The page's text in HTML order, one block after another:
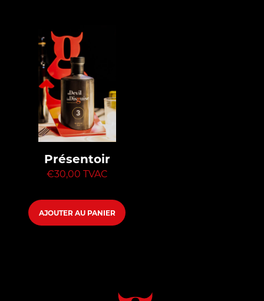
Présentoir
€30,00 TVAC
AJOUTER AU PANIER